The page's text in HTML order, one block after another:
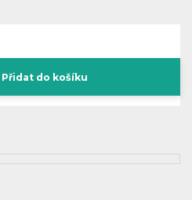
Přidat do košíku